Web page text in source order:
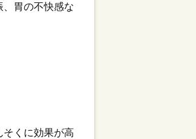
胃の不快感な
くに効果が高